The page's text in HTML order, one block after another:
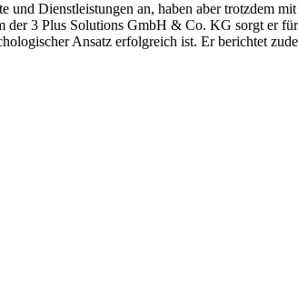
und Dienstleistungen an, haben aber trotzdem
3 Plus Solutions GmbH & Co. KG sorgt er
Ansatz erfolgreich ist. Er berichtet